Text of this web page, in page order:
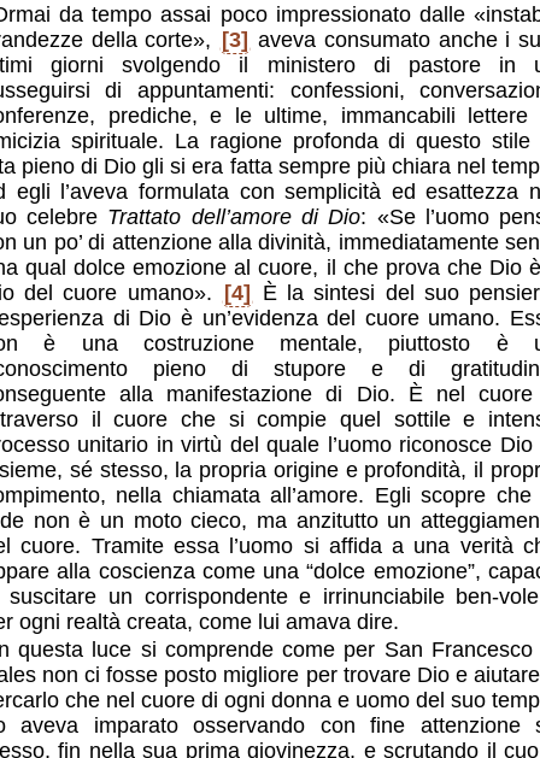
da tempo assai poco impressionato dalle
della corte», [3] aveva consumato anche i
giorni svolgendo il ministero di pastore in
di appuntamenti: confessioni,
prediche, e le ultime, immancabili lettere
spirituale. La ragione profonda di questo stile
pieno di Dio gli si era fatta sempre più chiara nel
egli l’aveva formulata con semplicità ed esattezza
celebre Trattato dell’amore di Dio: «Se l’uomo
un po’ di attenzione alla divinità, immediatamente
qual dolce emozione al cuore, il che prova che Dio
del cuore umano». [4] È la sintesi del suo
di Dio è un’evidenza del cuore umano.
è una costruzione mentale, piuttosto è
pieno di stupore e di
alla manifestazione di Dio. È nel
il cuore che si compie quel sottile e
unitario in virtù del quale l’uomo riconosce Dio
sé stesso, la propria origine e profondità, il
nella chiamata all’amore. Egli scopre che
non è un moto cieco, ma anzitutto un
cuore. Tramite essa l’uomo si affida a una verità
alla coscienza come una “dolce emozione”,
suscitare un corrispondente e irrinunciabile ben-
ogni realtà creata, come lui amava dire.
questa luce si comprende come per San Francesco
non ci fosse posto migliore per trovare Dio e
che nel cuore di ogni donna e uomo del suo
aveva imparato osservando con fine attenzione
fin nella sua prima giovinezza, e scrutando il